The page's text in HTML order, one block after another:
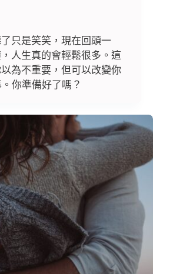
只是笑笑，現在回頭一
人生真的會輕鬆很多。這
為不重要，但可以改變你
你準備好了嗎？